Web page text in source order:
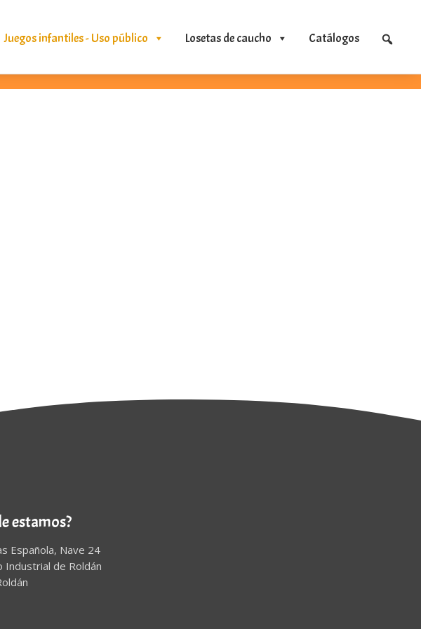
Juegos infantiles - Uso público Losetas de caucho Catálogos
estamos?
Española, Nave 24
Industrial de Roldán